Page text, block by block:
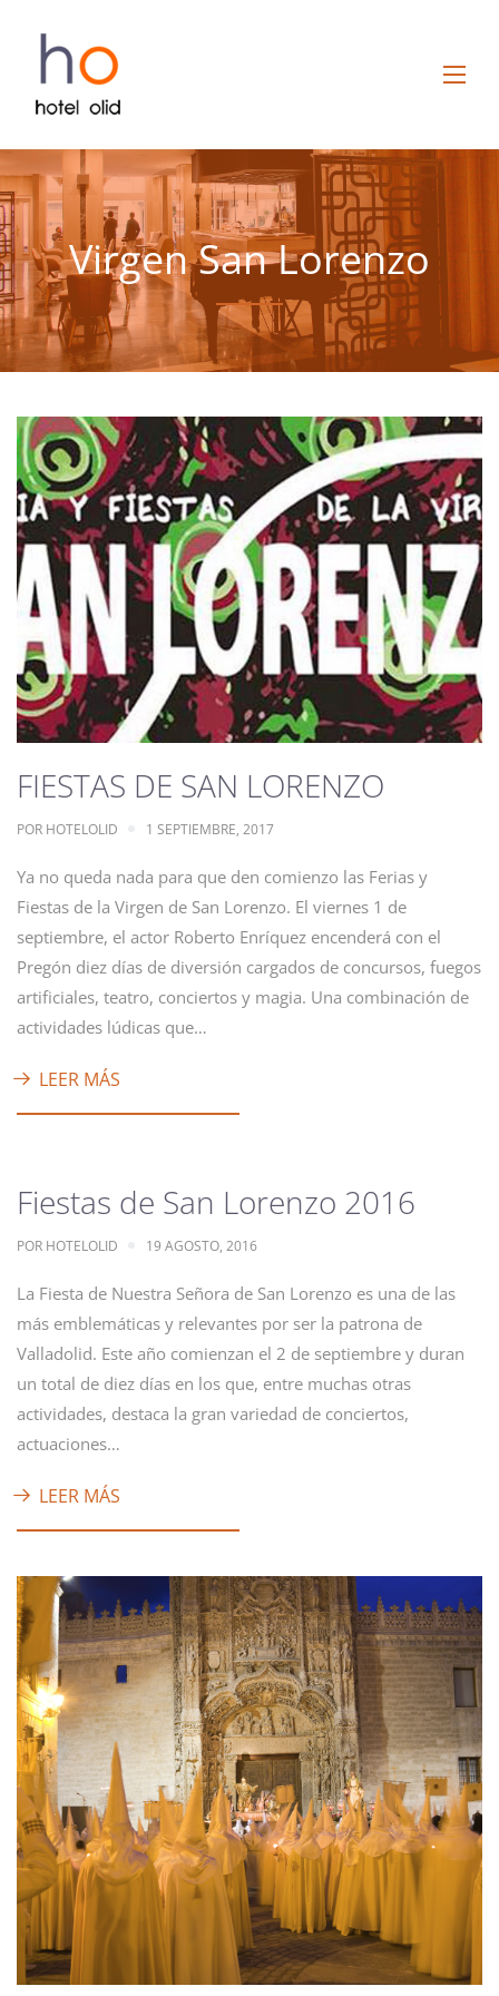
Virgen San Lorenzo
FIESTAS DE SAN LORENZO
POR HOTELOLID 1 SEPTIEMBRE, 2017
Ya no queda nada para que den comienzo las Ferias y
Fiestas de la Virgen de San Lorenzo. El viernes 1 de
septiembre, el actor Roberto Enríquez encenderá con el
Pregón diez días de diversión cargados de concursos, fuegos
artificiales, teatro, conciertos y magia. Una combinación de
actividades lúdicas que…
LEER MÁS
Fiestas de San Lorenzo 2016
POR HOTELOLID 19 AGOSTO, 2016
La Fiesta de Nuestra Señora de San Lorenzo es una de las
más emblemáticas y relevantes por ser la patrona de
Valladolid. Este año comienzan el 2 de septiembre y duran
un total de diez días en los que, entre muchas otras
actividades, destaca la gran variedad de conciertos,
actuaciones…
LEER MÁS